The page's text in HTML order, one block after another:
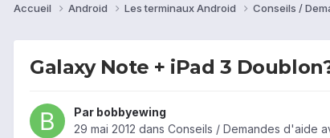
Accueil Android Les terminaux Android Conseils /
Galaxy Note + iPad 3
Par bobbyewing
29 mai 2012 dans Conseils / Demandes d'aide